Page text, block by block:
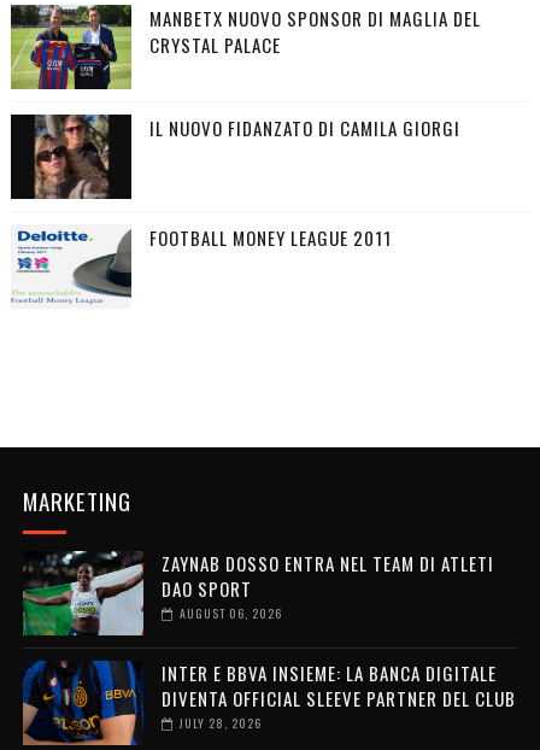
MANBETX NUOVO SPONSOR DI MAGLIA DEL
CRYSTAL PALACE
IL NUOVO FIDANZATO DI CAMILA GIORGI
FOOTBALL MONEY LEAGUE 2011
MARKETING
ZAYNAB DOSSO ENTRA NEL TEAM DI ATLETI
DAO SPORT
AUGUST 06, 2026
INTER E BBVA INSIEME: LA BANCA DIGITALE
DIVENTA OFFICIAL SLEEVE PARTNER DEL CLUB
JULY 28, 2026